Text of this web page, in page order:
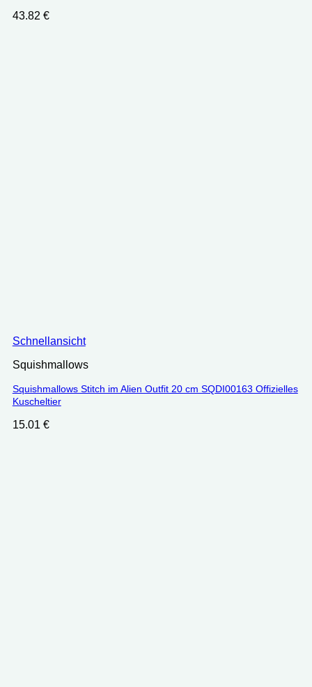
43.82 €
Schnellansicht
Squishmallows
Squishmallows Stitch im Alien Outfit 20 cm SQDI00163 Offizielles
Kuscheltier
15.01 €